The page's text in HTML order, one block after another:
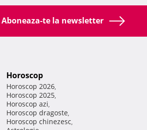
Aboneaza-te la newsletter
Horoscop
Horoscop 2026,
Horoscop 2025,
Horoscop azi,
Horoscop dragoste,
Horoscop chinezesc,